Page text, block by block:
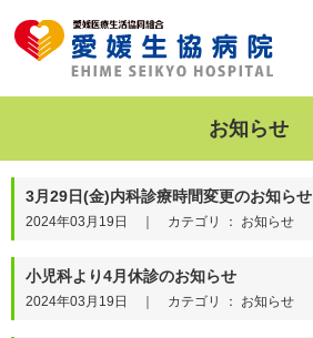
お知らせ
3月29日(金)内科診療時間変更のお知らせ
2024年03月19日 ｜ カテゴリ ： お知らせ
小児科より4月休診のお知らせ
2024年03月19日 ｜ カテゴリ ： お知らせ